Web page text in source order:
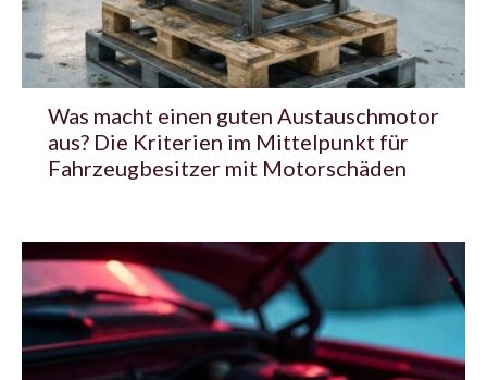
Was macht einen guten Austauschmotor
aus? Die Kriterien im Mittelpunkt für
Fahrzeugbesitzer mit Motorschäden